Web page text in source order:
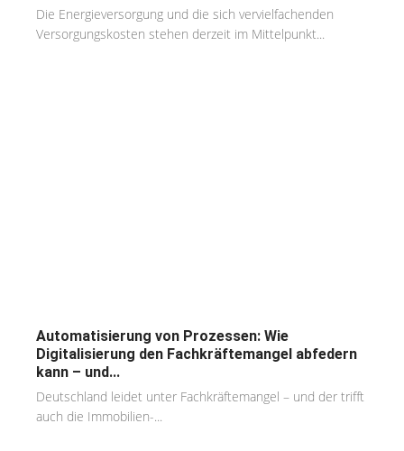
Die Energieversorgung und die sich vervielfachenden
Versorgungskosten stehen derzeit im Mittelpunkt...
Automatisierung von Prozessen: Wie
Digitalisierung den Fachkräftemangel abfedern
kann – und...
Deutschland leidet unter Fachkräftemangel – und der trifft
auch die Immobilien-...